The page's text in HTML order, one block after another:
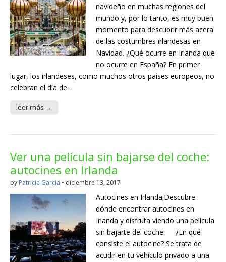
navideño en muchas regiones del
mundo y, por lo tanto, es muy buen
momento para descubrir más acera
de las costumbres irlandesas en
Navidad. ¿Qué ocurre en Irlanda que
no ocurre en España? En primer
lugar, los irlandeses, como muchos otros países europeos, no
celebran el día de…
leer más →
Ver una película sin bajarse del coche:
autocines en Irlanda
by Patricia Garcia • diciembre 13, 2017
Autocines en Irlanda¡Descubre
dónde encontrar autocines en
Irlanda y disfruta viendo una película
sin bajarte del coche! ¿En qué
consiste el autocine? Se trata de
acudir en tu vehículo privado a una